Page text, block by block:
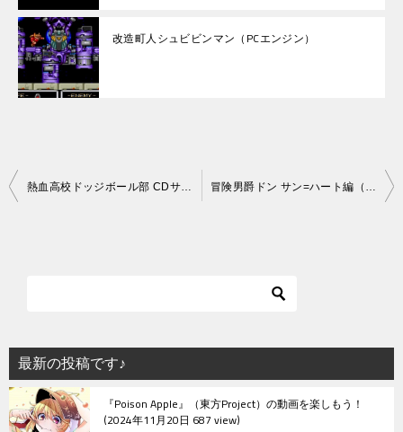
改造町人シュビビンマン（PCエンジン）
投
シ
ョ
ン
熱血高校ドッジボール部 CDサッカー編（PCエンジン） 冒険男爵ドン サン=ハート編（PCエンジン）
最新の投稿です♪
『Poison Apple』（東方Project）の動画を楽しもう！
2024年11月20日 687 view